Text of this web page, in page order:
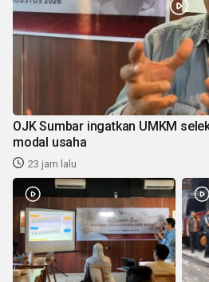
OJK Sumbar ingatkan UMKM
modal usaha
23 jam lalu